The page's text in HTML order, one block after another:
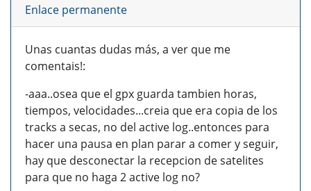
Enlace permanente
Unas cuantas dudas más, a ver que me
comentais!:
-aaa..osea que el gpx guarda tambien horas,
tiempos, velocidades...creia que era copia de los
tracks a secas, no del active log..entonces para
hacer una pausa en plan parar a comer y seguir,
hay que desconectar la recepcion de satelites
para que no haga 2 active log no?